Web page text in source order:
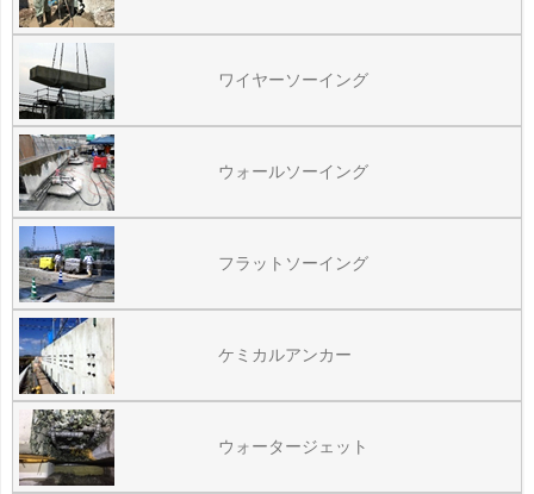
ワイヤーソーイング
ウォールソーイング
フラットソーイング
ケミカルアンカー
ウォータージェット